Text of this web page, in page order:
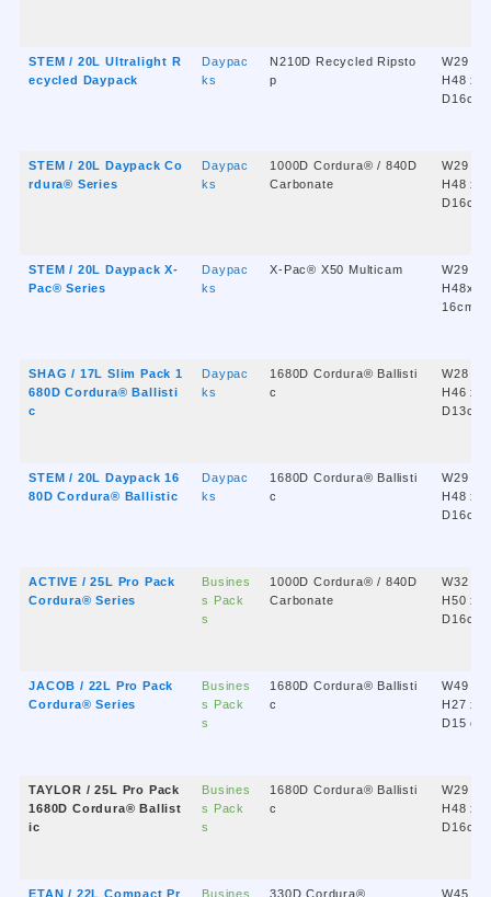
STEM / 20L Ultralight R
ecycled Daypack
Daypac
ks
N210D Recycled Ripsto
p
W29 x
H48 x
D16cm
STEM / 20L Daypack Co
rdura® Series
Daypac
ks
1000D Cordura® / 840D
Carbonate
W29 x
H48 x
D16cm
STEM / 20L Daypack X-
Pac® Series
Daypac
ks
X-Pac® X50 Multicam
W29 x
H48x D
16cm
SHAG / 17L Slim Pack 1
680D Cordura® Ballisti
c
Daypac
ks
1680D Cordura® Ballisti
c
W28 x
H46 x
D13cm
STEM / 20L Daypack 16
80D Cordura® Ballistic
Daypac
ks
1680D Cordura® Ballisti
c
W29 x
H48 x
D16cm
ACTIVE / 25L Pro Pack
Cordura® Series
Busines
s Pack
s
1000D Cordura® / 840D
Carbonate
W32 x
H50 x
D16cm
JACOB / 22L Pro Pack
Cordura® Series
Busines
s Pack
s
1680D Cordura® Ballisti
c
W49 x
H27 x
D15 cm
TAYLOR / 25L Pro Pack
1680D Cordura® Ballist
ic
Busines
s Pack
s
1680D Cordura® Ballisti
c
W29 x
H48 x
D16cm
ETAN / 22L Compact Pr Busines 330D Cordura® W45 x